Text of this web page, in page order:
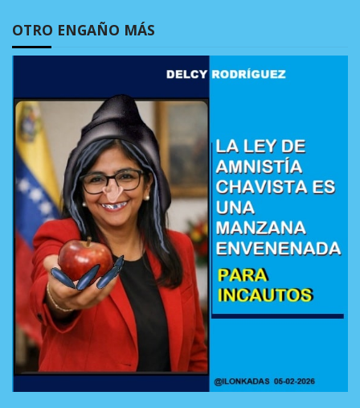
OTRO ENGAÑO MÁS